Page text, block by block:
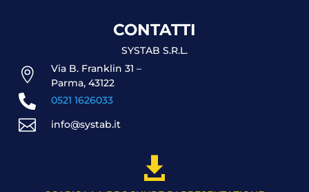
CONTATTI
SYSTAB S.R.L.

Via B. Franklin 31 –
Parma, 43122
 0521 1626033
 info@systab.it
